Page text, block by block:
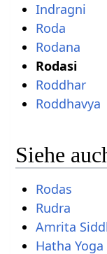
Indragni
Roda
Rodana
Rodasi
Roddhar
Roddhavya
Siehe
Rodas
Rudra
Amrita
Hatha